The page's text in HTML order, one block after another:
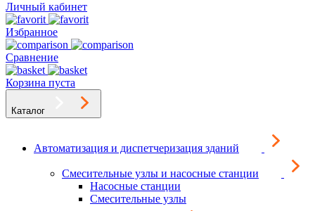
Личный кабинет
Избранное
Сравнение
Корзина пуста
Каталог
Автоматизация и диспетчеризация зданий
Смесительные узлы и насосные станции
Насосные станции
Смесительные узлы